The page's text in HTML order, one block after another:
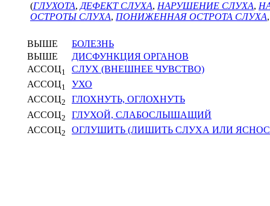
(ГЛУХОТА, ДЕФЕКТ СЛУХА, НАРУШЕНИЕ СЛУХА,
ОСТРОТЫ СЛУХА, ПОНИЖЕННАЯ ОСТРОТА СЛУХА
ВЫШЕ
БОЛЕЗНЬ
ВЫШЕ
ДИСФУНКЦИЯ ОРГАНОВ
АССОЦ1
СЛУХ (ВНЕШНЕЕ ЧУВСТВО)
АССОЦ1
УХО
АССОЦ2
ГЛОХНУТЬ, ОГЛОХНУТЬ
АССОЦ2
ГЛУХОЙ, СЛАБОСЛЫШАЩИЙ
АССОЦ2 ОГЛУШИТЬ (ЛИШИТЬ СЛУХА ИЛИ